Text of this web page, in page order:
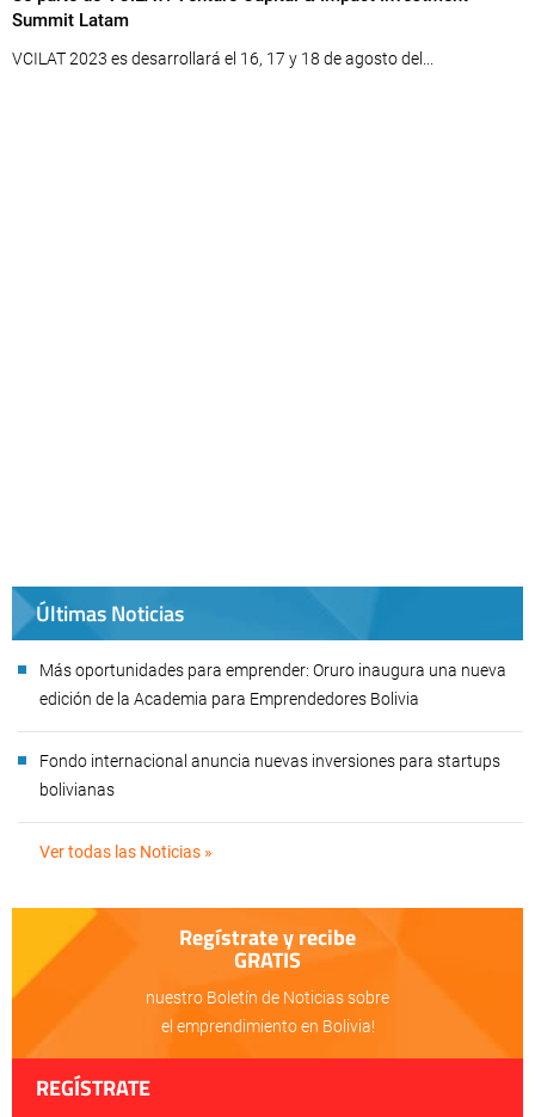
Summit Latam
VCILAT 2023 es desarrollará el 16, 17 y 18 de agosto del...
Últimas Noticias
Más oportunidades para emprender: Oruro inaugura una nueva
edición de la Academia para Emprendedores Bolivia
Fondo internacional anuncia nuevas inversiones para startups
bolivianas
Ver todas las Noticias »
Regístrate y recibe
GRATIS
nuestro Boletín de Noticias sobre
el emprendimiento en Bolivia!
REGÍSTRATE